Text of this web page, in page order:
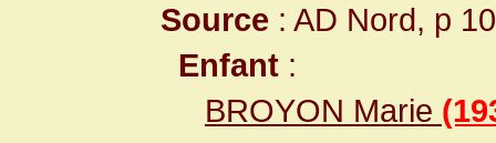
Source : AD Nord, p
Enfant :
BROYON Marie